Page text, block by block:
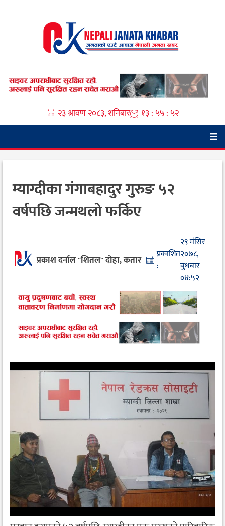
२३ श्रावण २०८३, शनिबार १३ : ५५ : ५३
म्याग्दीका गंगाबहादुर गुरुङ ५२
वर्षपछि जन्मथलो फर्किए
प्रकाश दर्नाल "शितल" दोहा, कतार
प्रकाशित
:
२९ मंसिर
२०७८,
बुधबार
०४:५२